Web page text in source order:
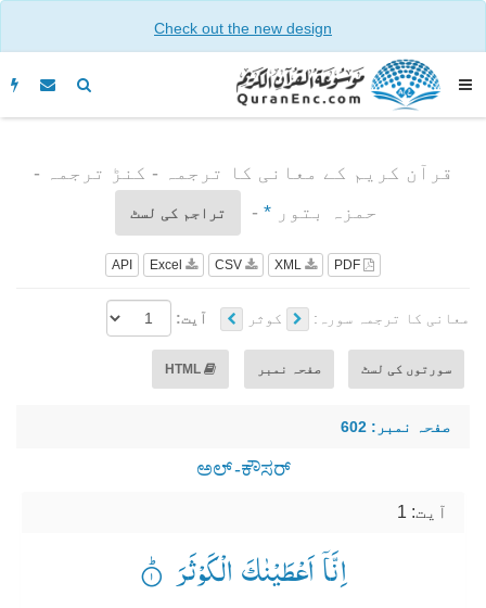
Check out the new design
قرآن کریم کے معانی کا ترجمہ - کنڑ ترجمہ -
حمزہ بتور *
- تراجم کی لسٹ
API
معانی کا ترجمہ سورہ: کوثر آیت:
سورتوں کی لسٹ صفحہ نمبر HTML
صفحہ نمبر: 602
ಅಲ್ -ಕೌಸರ್
آیت: 1
اِنَّاۤ اَعْطَیْنٰكَ الْكَوْثَرَ ۟ؕ